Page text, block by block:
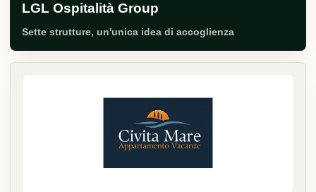
LGL Ospitalità Group
Sette strutture, un'unica idea di accoglienza